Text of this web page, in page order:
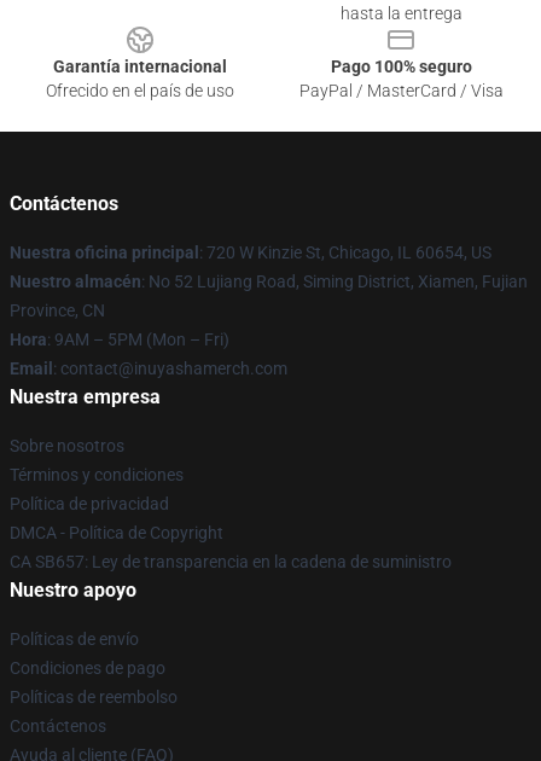
hasta la entrega
Garantía internacional
Ofrecido en el país de uso
Pago 100% seguro
PayPal / MasterCard / Visa
Contáctenos
Nuestra oficina principal : 720 W Kinzie St, Chicago, IL 60654, US
Nuestro almacén: No 52 Lujiang Road, Siming District, Xiamen, Fujian
Province, CN
Hora: 9AM – 5PM (Mon – Fri)
Email : contact@inuyashamerch.com
Nuestra empresa
Sobre nosotros
Términos y condiciones
Política de privacidad
DMCA - Política de Copyright
CA SB657: Ley de transparencia en la cadena de suministro
Nuestro apoyo
Políticas de envío
Condiciones de pago
Políticas de reembolso
Contáctenos
Ayuda al cliente (FAQ)